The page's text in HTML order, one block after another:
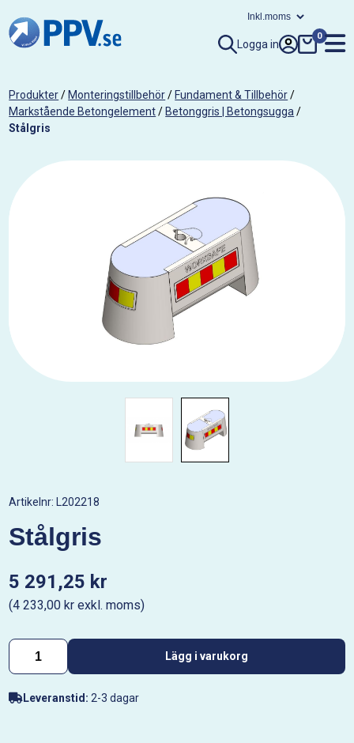
Logga in
0
Produkter/ Monteringstillbehör/ Fundament & Tillbehör/
Markstående Betongelement/ Betonggris | Betongsugga /
Stålgris
Artikelnr: L202218
Stålgris
5 291,25 kr
(4 233,00 kr exkl. moms)
Lägg i varukorg
Leveranstid: 2-3 dagar